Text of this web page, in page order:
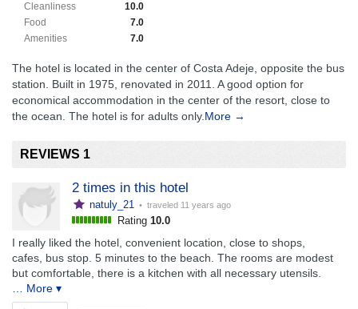
10.0
Cleanliness
7.0
Food
7.0
Amenities
The hotel is located in the center of Costa Adeje, opposite the bus
station. Built in 1975, renovated in 2011. A good option for
economical accommodation in the center of the resort, close to
the ocean. The hotel is for adults only. More →
REVIEWS 1
2 times in this hotel
natuly_21 • traveled 11 years ago
Rating 10.0
I really liked the hotel, convenient location, close to shops,
cafes, bus stop. 5 minutes to the beach. The rooms are modest
but comfortable, there is a kitchen with all necessary utensils.
… More ▾